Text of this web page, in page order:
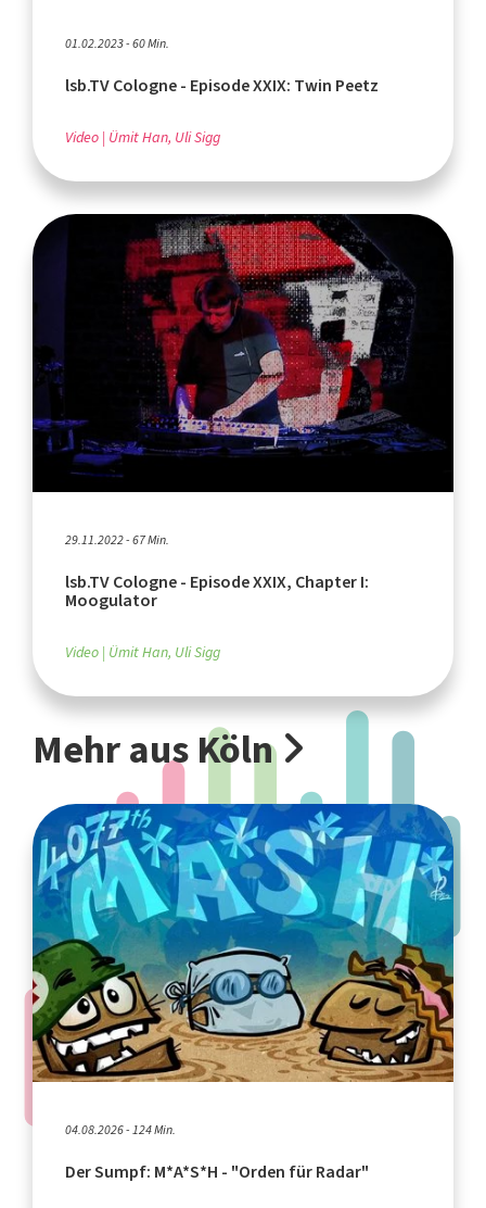
01.02.2023 - 60 Min.
lsb.TV Cologne - Episode XXIX: Twin Peetz
Video Ümit Han, Uli Sigg
29.11.2022 - 67 Min.
lsb.TV Cologne - Episode XXIX, Chapter I:
Moogulator
Video Ümit Han, Uli Sigg
Mehr aus Köln
04.08.2026 - 124 Min.
Der Sumpf: M*A*S*H - "Orden für Radar"